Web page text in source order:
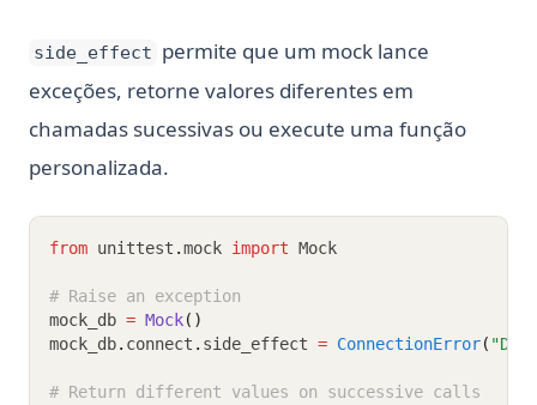
side_effect permite que um mock lance
exceções, retorne valores diferentes em
chamadas sucessivas ou execute uma função
personalizada.
from unittest .mock import Mock
# Raise an exception
mock_db = Mock()
mock_db. connect . side_effect = ConnectionError(
# Return different values on successive calls